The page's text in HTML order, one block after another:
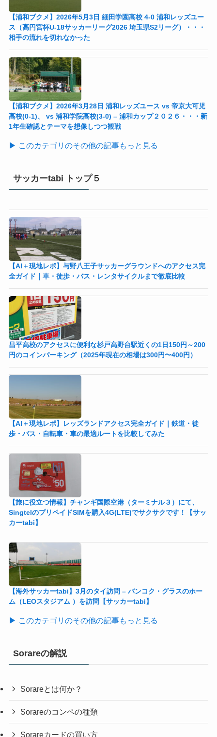
【浦和ブクメ】2026年5月3日 細田学園高校 4-0 浦和レッズユー
ス（高円宮杯U-18サッカーリーグ2026 埼玉県S2リーグ）・・・
相手の流れを切れなかった
【浦和ブクメ】2026年3月28日 浦和レッズユース vs 帝京大可児
高校(0-1)、 vs 浦和学院高校(3-0) – 浦和カップ２０２６・・・新
1年生確認とテーマを想像しつつ観戦
▶ このカテゴリのその他の記事もっと見る
サッカーtabi トップ５
【AI＋現地レポ】与野八王子󠁣󠁴󠁿󠁣󠁴󠁿サッカーグラウンドへのアクセス完
全ガイド｜車・徒歩・バス・レンタサイクルまで徹底比較
昌平高校のアクセスに便利な杉戸高野台駅近くの1日150円～200
円のコインパーキング（2025年現在の相場は300円〜400円）
【AI＋現地レポ】レッズランドアクセス完全ガイド｜鉄道・徒
歩・バス・自転車・車の最適ルートを比較してみた
【旅に役立つ情報】チャンギ国際空港（ターミナル３）にて、
SingtelのプリペイドSIMを購入4G(LTE)でサクサクです！【サッ
カーtabi】
【海外サッカーtabi】3月のタイ訪問 – バンコク・グラスのホー
ム（LEOスタジアム ）を訪問【サッカーtabi】
▶ このカテゴリのその他の記事もっと見る
Sorareの解説
Sorareとは何か？
Sorareのコンペの種類
Sorareカードの買い方